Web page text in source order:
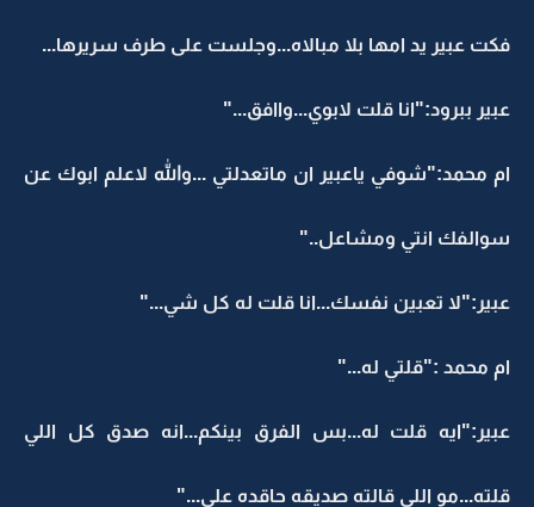
فكت عبير يد امها بلا مبالاه...وجلست على طرف سريرها...
عبير ببرود:"انا قلت لابوي...واافق..."
ام محمد:"شوفي ياعبير ان ماتعدلتي ...والله لاعلم ابوك عن
سوالفك انتي ومشاعل.."
عبير:"لا تعبين نفسك...انا قلت له كل شي..."
ام محمد :"قلتي له..."
عبير:"ايه قلت له...بس الفرق بينكم...انه صدق كل اللي
قلته...مو اللي قالته صديقه حاقده علي..."